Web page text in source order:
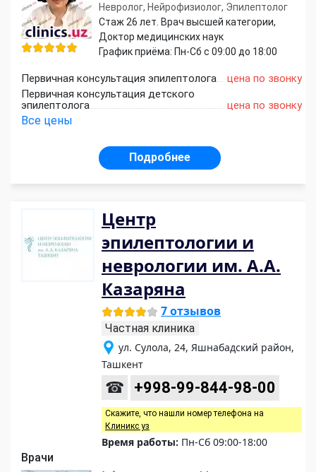
Невролог, Нейрофизиолог, Эпилептолог
Стаж 26 лет. Врач высшей категории,
Доктор медицинских наук
График приёма: Пн-Сб с 09:00 до 18:00
Первичная консультация эпилептолога
цена по звонку
Первичная консультация детского
эпилептолога
цена по звонку
Все цены
Подробнее
Центр
эпилептологии и
неврологии им. А.А.
Казаряна
7 отзывов
Частная клиника
ул. Сулола, 24, Яшнабадский район,
Ташкент
☎ +998-99-844-98-00
Скажите, что нашли номер телефона на
Клиникс уз
Время работы: Пн-Сб 09:00-18:00
Врачи